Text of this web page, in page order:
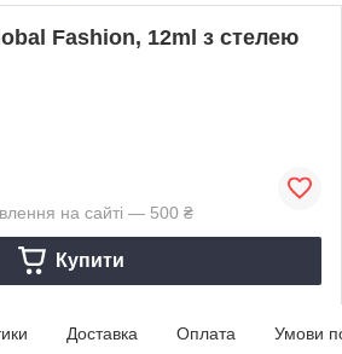
Fashion, 12ml з стелею
на сайті — 500 ₴
Купити
Доставка Оплата Умови